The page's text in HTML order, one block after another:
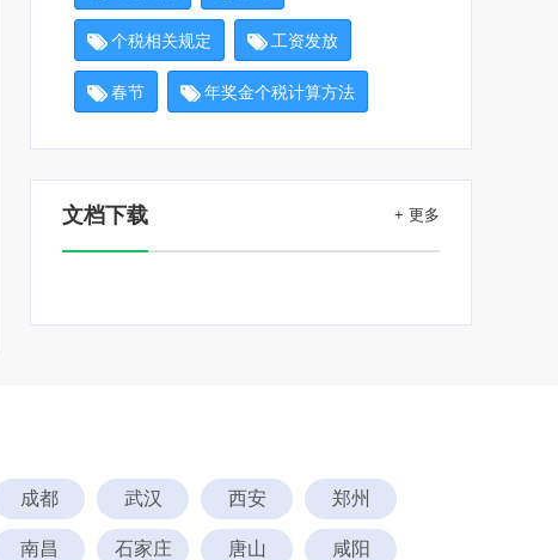
个税相关规定 工资发放
春节 年奖金个税计算方法
文档下载 + 更多
成都 武汉 西安 郑州
南昌 石家庄 唐山 咸阳